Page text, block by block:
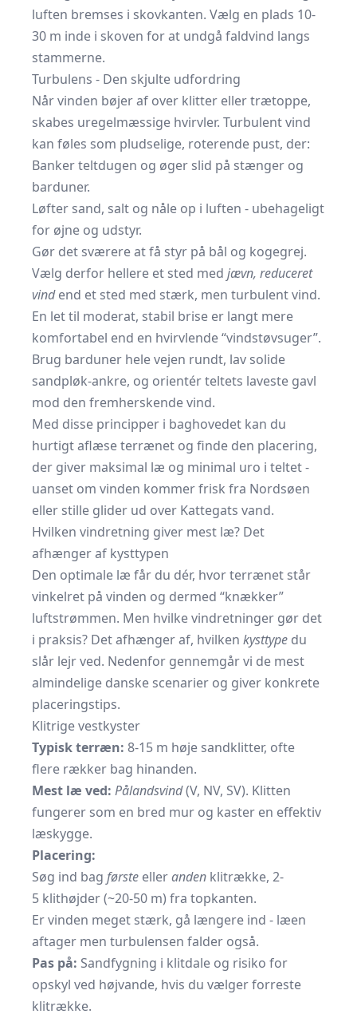
luften bremses i skovkanten. Vælg en plads 10-
30 m inde i skoven for at undgå faldvind langs
stammerne.
Turbulens - Den skjulte udfordring
Når vinden bøjer af over klitter eller trætoppe,
skabes uregelmæssige hvirvler. Turbulent vind
kan føles som pludselige, roterende pust, der:
Banker teltdugen og øger slid på stænger og
barduner.
Løfter sand, salt og nåle op i luften - ubehageligt
for øjne og udstyr.
Gør det sværere at få styr på bål og kogegrej.
Vælg derfor hellere et sted med jævn, reduceret
vindend et sted med stærk, men turbulent vind.
En let til moderat, stabil brise er langt mere
komfortabel end en hvirvlende “vindstøvsuger”.
Brug barduner hele vejen rundt, lav solide
sandpløk-ankre, og orientér teltets laveste gavl
mod den fremherskende vind.
Med disse principper i baghovedet kan du
hurtigt aflæse terrænet og finde den placering,
der giver maksimal læ og minimal uro i teltet -
uanset om vinden kommer frisk fra Nordsøen
eller stille glider ud over Kattegats vand.
Hvilken vindretning giver mest læ? Det
afhænger af kysttypen
Den optimale læ får du dér, hvor terrænet står
vinkelret på vinden og dermed “knækker”
luftstrømmen. Men hvilke vindretninger gør det
i praksis? Det afhænger af, hvilken kysttype du
slår lejr ved. Nedenfor gennemgår vi de mest
almindelige danske scenarier og giver konkrete
placeringstips.
Klitrige vestkyster
Typisk terræn: 8-15 m høje sandklitter, ofte
flere rækker bag hinanden.
Mest læ ved: Pålandsvind(V, NV, SV). Klitten
fungerer som en bred mur og kaster en effektiv
læskygge.
Placering:
Søg ind bag første elleranden klitrække, 2-
5 klithøjder (~20-50 m) fra topkanten.
Er vinden meget stærk, gå længere ind - læen
aftager men turbulensen falder også.
Pas på: Sandfygning i klitdale og risiko for
opskyl ved højvande, hvis du vælger forreste
klitrække.